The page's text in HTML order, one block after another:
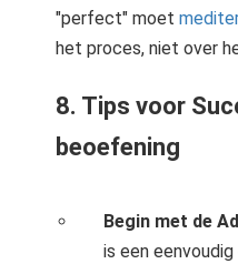
"perfect" moet
het proces, niet over
8. Tips voor
beoefening
Begin met de
is een